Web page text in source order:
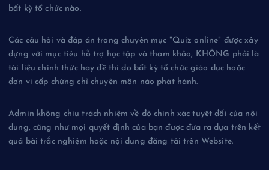
bất kỳ tổ chức nào.
Các câu hỏi và đáp án trong chuyên mục "Quiz online" được xây
dựng với mục tiêu hỗ trợ học tập và tham khảo, KHÔNG phải là
tài liệu chính thức hay đề thi do bất kỳ tổ chức giáo dục hoặc
đơn vị cấp chứng chỉ chuyên môn nào phát hành.
Admin không chịu trách nhiệm về độ chính xác tuyệt đối của nội
dung, cũng như mọi quyết định của bạn được đưa ra dựa trên kết
quả bài trắc nghiệm hoặc nội dung đăng tải trên Website.